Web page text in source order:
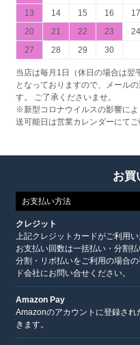
13
14 15 16 17
20
21 22 23 24
27
28 29 30
当店は毎月1日（休日の場合は翌
となっておりますので、メール
す。 ご了承くださいませ。
※新型コロナウイルスの影響に
送可能日は営業カレンダーにてご
お買
お支払い方法
クレジット
上記クレジットカードがご利用い
お支払い回数は一括払い・分割
分割・リボ払いをご利用の場合
ド会社にお問い合せください。
Amazon Pay
Amazonのアカウントに登録さ
きます。